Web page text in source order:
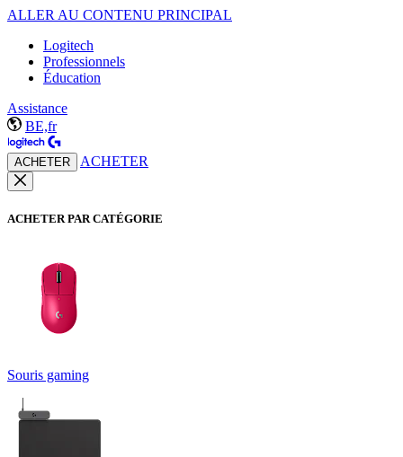
ALLER AU CONTENU PRINCIPAL
Logitech
Professionnels
Éducation
Assistance
BE,fr
ACHETER ACHETER
ACHETER PAR CATÉGORIE
Souris gaming